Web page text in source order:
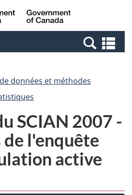
Passer
au
Passer
à
Canada
et
données et méthodes
SCIAN 2007 -
l'enquête
active